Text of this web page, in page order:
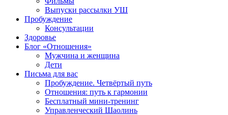
Выпуски рассылки УШ
Пробуждение
Консультации
Здоровье
Блог «Отношения»
Мужчина и женщина
Дети
Письма для вас
Пробуждение. Четвёртый путь
Отношения: путь к гармонии
Бесплатный мини-тренинг
Управленческий Шаолинь